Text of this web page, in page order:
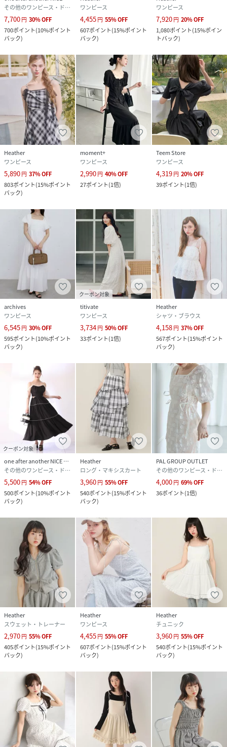
その他のワンピース・ドレス
7,700円 30%OFF
700ポイント(10%ポイント
バック)
ワンピース
4,455円 55%OFF
607ポイント(15%ポイント
バック)
ワンピース
7,920円 20%OFF
1,080ポイント(15%ポイン
トバック)
Heather
ワンピース
5,890円 37%OFF
803ポイント(15%ポイント
バック)
moment+
ワンピース
2,990円 40%OFF
27ポイント(1倍)
Teem Store
ワンピース
4,319円 20%OFF
39ポイント(1倍)
archives
ワンピース
6,545円 30%OFF
595ポイント(10%ポイント
バック)
クーポン対象
titivate
ワンピース
3,734円 50%OFF
33ポイント(1倍)
Heather
シャツ・ブラウス
4,158円 37%OFF
567ポイント(15%ポイント
バック)
クーポン対象
one after another NICE CLAUP
その他のワンピース・ドレス
5,500円 54%OFF
500ポイント(10%ポイント
バック)
Heather
ロング・マキシスカート
3,960円 55%OFF
540ポイント(15%ポイント
バック)
PAL GROUP OUTLET
その他のワンピース・ドレス
4,000円 69%OFF
36ポイント(1倍)
Heather
スウェット・トレーナー
2,970円 55%OFF
405ポイント(15%ポイント
バック)
Heather
ワンピース
4,455円 55%OFF
607ポイント(15%ポイント
バック)
Heather
チュニック
3,960円 55%OFF
540ポイント(15%ポイント
バック)